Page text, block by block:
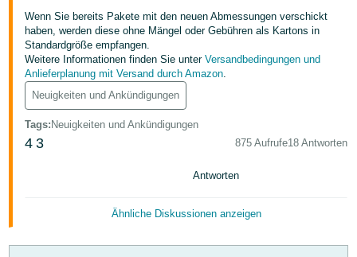
Deutsch
Türk
- TR
Deutsch
- DE
Español
- ES
Anmelden
Wenn Sie bereits Pakete mit den neuen Abmessungen verschickt
haben, werden diese ohne Mängel oder Gebühren als Kartons in
Standardgröße empfangen.
Weitere Informationen finden Sie unterVersandbedingungen und
Anlieferplanung mit Versand durch Amazon.
Neuigkeiten und Ankündigungen
Tags: Neuigkeiten und Ankündigungen
4 3 875 Aufrufe18 Antworten
Antworten
Ähnliche Diskussionen anzeigen